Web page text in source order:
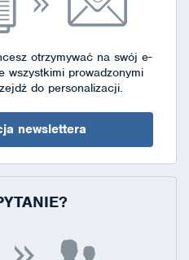
otrzymywać na swój e-
wszystkimi prowadzonymi
do personalizacji.
newslettera